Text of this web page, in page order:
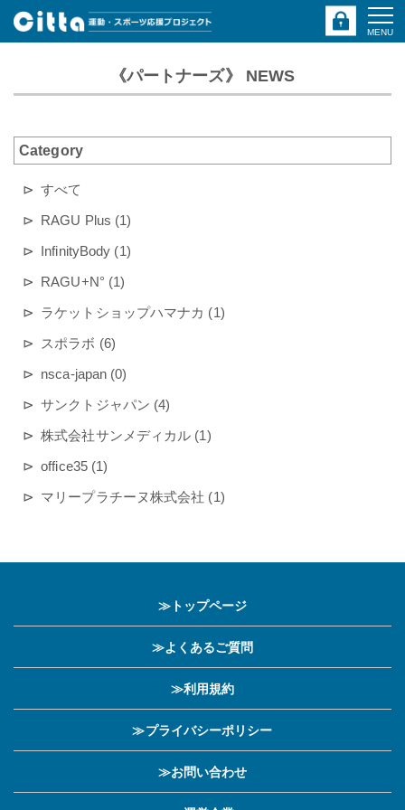
MENU
《パートナーズ》 NEWS
Category
すべて
RAGU Plus (1)
InfinityBody (1)
RAGU+N° (1)
ラケットショップハマナカ (1)
スポラボ (6)
nsca-japan (0)
サンクトジャパン (4)
株式会社サンメディカル (1)
office35 (1)
マリープラチーヌ株式会社 (1)
≫トップページ
≫よくあるご質問
≫利用規約
≫プライバシーポリシー
≫お問い合わせ